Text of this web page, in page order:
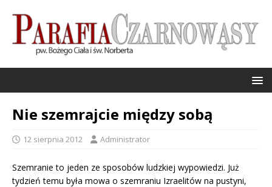
Nie szemrajcie między sobą
12 sierpnia 2012 Administrator
Szemranie to jeden ze sposobów ludzkiej wypowiedzi. Już
tydzień temu była mowa o szemraniu Izraelitów na pustyni,